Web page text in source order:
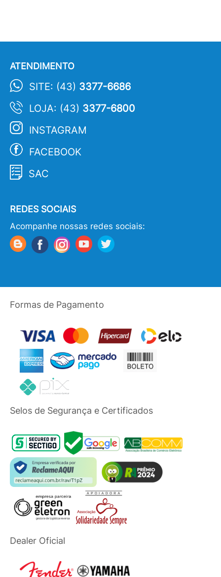
ATENDIMENTO
SITE: (43) 3377-6686
LOJA: (43) 3377-6800
INSTAGRAM
FACEBOOK
SAC
REDES SOCIAIS
Acompanhe nossas redes sociais:
Formas de Pagamento
Selos de Segurança e Certificados
Dealer Oficial